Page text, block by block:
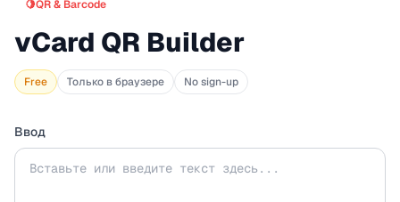
🍋QR & Barcode
vCard QR Builder
Free Только в браузере No sign-up
Ввод